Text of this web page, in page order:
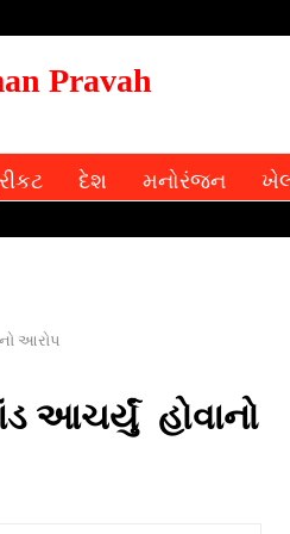
દેશ મનોરંજન
આરોપ
આચર્યું હોવાનો